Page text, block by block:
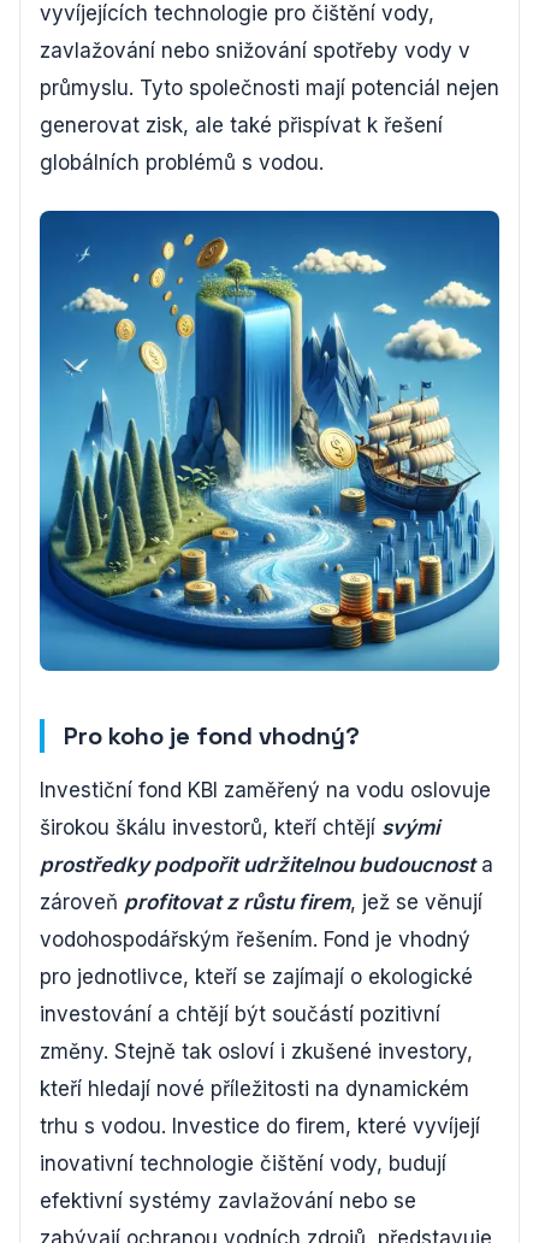
vyvíjejících technologie pro čištění vody,
zavlažování nebo snižování spotřeby vody v
průmyslu. Tyto společnosti mají potenciál nejen
generovat zisk, ale také přispívat k řešení
globálních problémů s vodou.
Pro koho je fond vhodný?
Investiční fond KBI zaměřený na vodu oslovuje
širokou škálu investorů, kteří chtějí svými
prostředky podpořit udržitelnou budoucnosta
zároveň profitovat z růstu firem, jež se věnují
vodohospodářským řešením. Fond je vhodný
pro jednotlivce, kteří se zajímají o ekologické
investování a chtějí být součástí pozitivní
změny. Stejně tak osloví i zkušené investory,
kteří hledají nové příležitosti na dynamickém
trhu s vodou. Investice do firem, které vyvíjejí
inovativní technologie čištění vody, budují
efektivní systémy zavlažování nebo se
zabývají ochranou vodních zdrojů, představuje